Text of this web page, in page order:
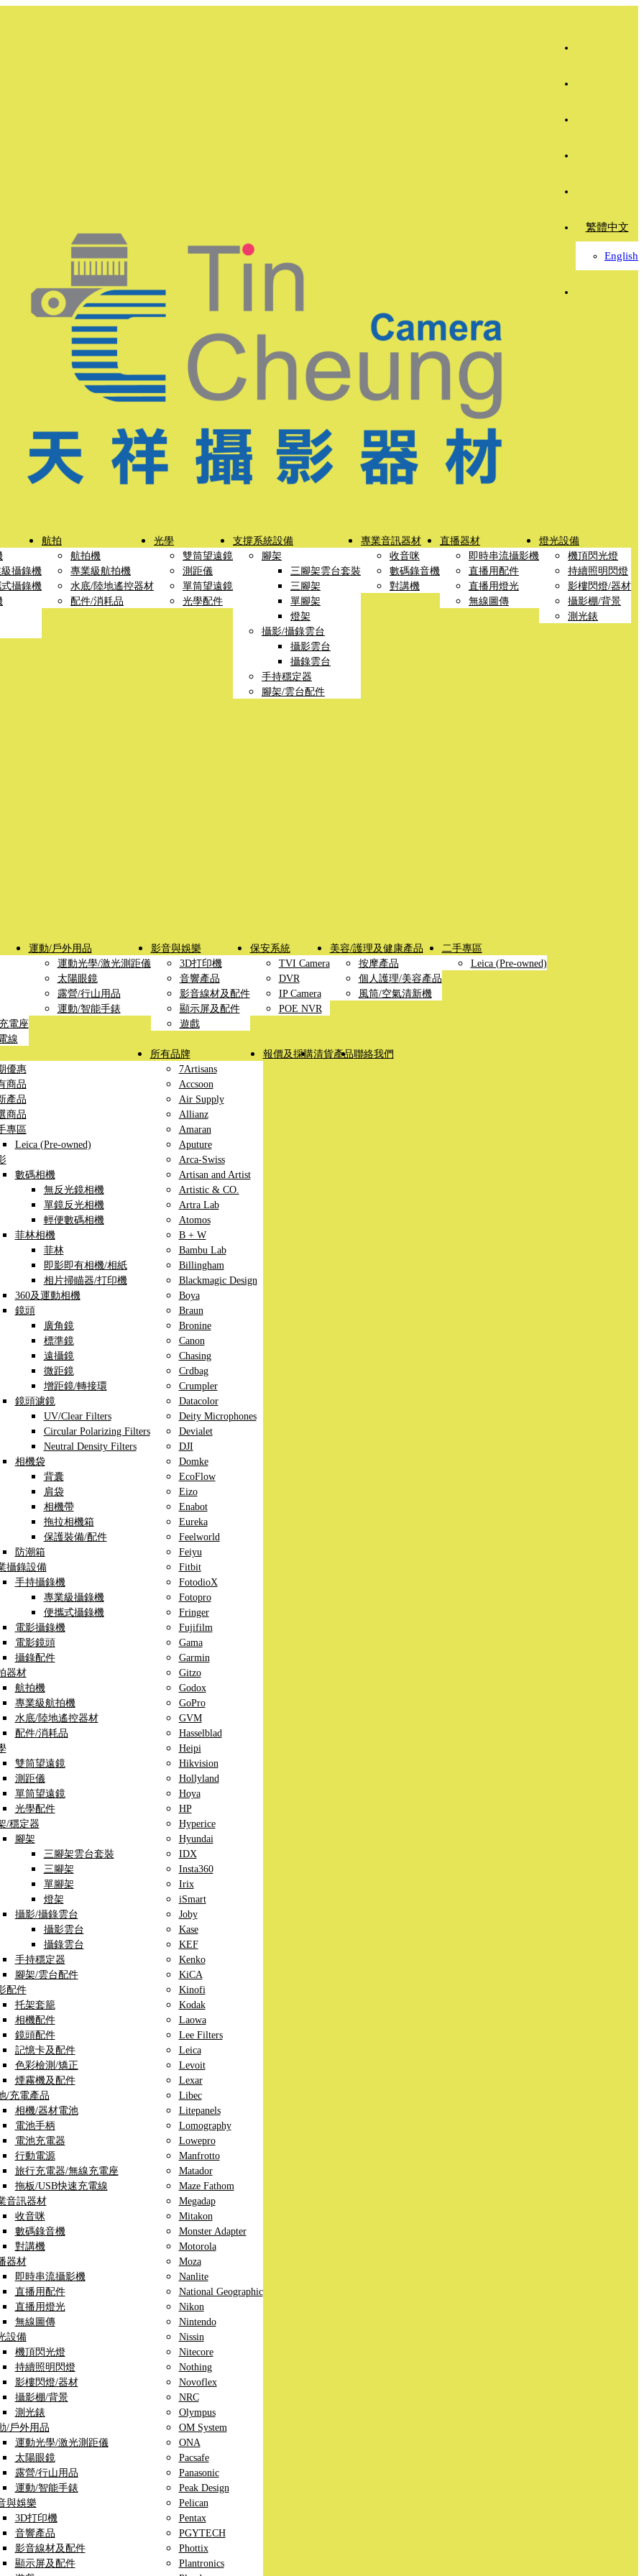
繁體中文
English
攝錄機
攝錄機
航拍
航拍機
專業級航拍機
水底/陸地遙控器材
配件/消耗品
光學
雙筒望遠鏡
測距儀
單筒望遠鏡
光學配件
支撐系統設備
腳架
三腳架雲台套裝
三腳架
單腳架
燈架
攝影/攝錄雲台
攝影雲台
攝錄雲台
手持穩定器
腳架/雲台配件
專業音訊器材
收音咪
數碼錄音機
對講機
直播器材
即時串流攝影機
直播用配件
直播用燈光
無線圖傳
燈光設備
機頂閃光燈
持續照明閃燈
影樓閃燈/器材
攝影棚/背景
測光錶
電座
線
運動/戶外用品
運動光學/激光測距儀
太陽眼鏡
露營/行山用品
運動/智能手錶
影音與娛樂
3D打印機
音響產品
影音線材及配件
顯示屏及配件
遊戲
保安系統
TVI Camera
DVR
IP Camera
POE NVR
美容/護理及健康產品
按摩產品
個人護理/美容產品
風筒/空氣清新機
二手專區
Leica (Pre-owned)
優惠
商品
產品
商品
專區
Leica (Pre-owned)
數碼相機
無反光鏡相機
單鏡反光相機
輕便數碼相機
菲林相機
菲林
即影即有相機/相紙
相片掃瞄器/打印機
360及運動相機
鏡頭
廣角鏡
標準鏡
遠攝鏡
微距鏡
增距鏡/轉接環
鏡頭濾鏡
UV/Clear Filters
Circular Polarizing Filters
Neutral Density Filters
相機袋
背囊
肩袋
相機帶
拖拉相機箱
保護裝備/配件
防潮箱
攝錄設備
手持攝錄機
專業級攝錄機
便攜式攝錄機
電影攝錄機
電影鏡頭
攝錄配件
器材
航拍機
專業級航拍機
水底/陸地遙控器材
配件/消耗品
雙筒望遠鏡
測距儀
單筒望遠鏡
光學配件
/穩定器
腳架
三腳架雲台套裝
三腳架
單腳架
燈架
攝影/攝錄雲台
攝影雲台
攝錄雲台
手持穩定器
腳架/雲台配件
配件
托架套籠
相機配件
鏡頭配件
記憶卡及配件
色彩檢測/矯正
煙霧機及配件
/充電產品
相機/器材電池
電池手柄
電池充電器
行動電源
旅行充電器/無線充電座
拖板/USB快速充電線
音訊器材
收音咪
數碼錄音機
對講機
器材
即時串流攝影機
直播用配件
直播用燈光
無線圖傳
設備
機頂閃光燈
持續照明閃燈
影樓閃燈/器材
攝影棚/背景
測光錶
/戶外用品
運動光學/激光測距儀
太陽眼鏡
露營/行山用品
運動/智能手錶
與娛樂
3D打印機
音響產品
影音線材及配件
顯示屏及配件
所有品牌
7Artisans
Accsoon
Air Supply
Allianz
Amaran
Aputure
Arca-Swiss
Artisan and Artist
Artistic & CO.
Artra Lab
Atomos
B + W
Bambu Lab
Billingham
Blackmagic Design
Boya
Braun
Bronine
Canon
Chasing
Crdbag
Crumpler
Datacolor
Deity Microphones
Devialet
DJI
Domke
EcoFlow
Eizo
Enabot
Eureka
Feelworld
Feiyu
Fitbit
FotodioX
Fotopro
Fringer
Fujifilm
Gama
Garmin
Gitzo
Godox
GoPro
GVM
Hasselblad
Heipi
Hikvision
Hollyland
Hoya
HP
Hyperice
Hyundai
IDX
Insta360
Irix
iSmart
Joby
Kase
KEF
Kenko
KiCA
Kinofi
Kodak
Laowa
Lee Filters
Leica
Levoit
Lexar
Libec
Litepanels
Lomography
Lowepro
Manfrotto
Matador
Maze Fathom
Megadap
Mitakon
Monster Adapter
Motorola
Moza
Nanlite
National Geographic
Nikon
Nintendo
Nissin
Nitecore
Nothing
Novoflex
NRC
Olympus
OM System
ONA
Pacsafe
Panasonic
Peak Design
Pelican
Pentax
PGYTECH
Phottix
Plantronics
報價及採購清貨產品聯絡我們